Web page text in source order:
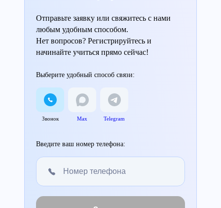
Отправьте заявку или свяжитесь с нами
любым удобным способом.
Нет вопросов? Регистрируйтесь и
начинайте учиться прямо сейчас!
Выберите удобный способ связи:
Звонок Max Telegram
Введите ваш номер телефона: